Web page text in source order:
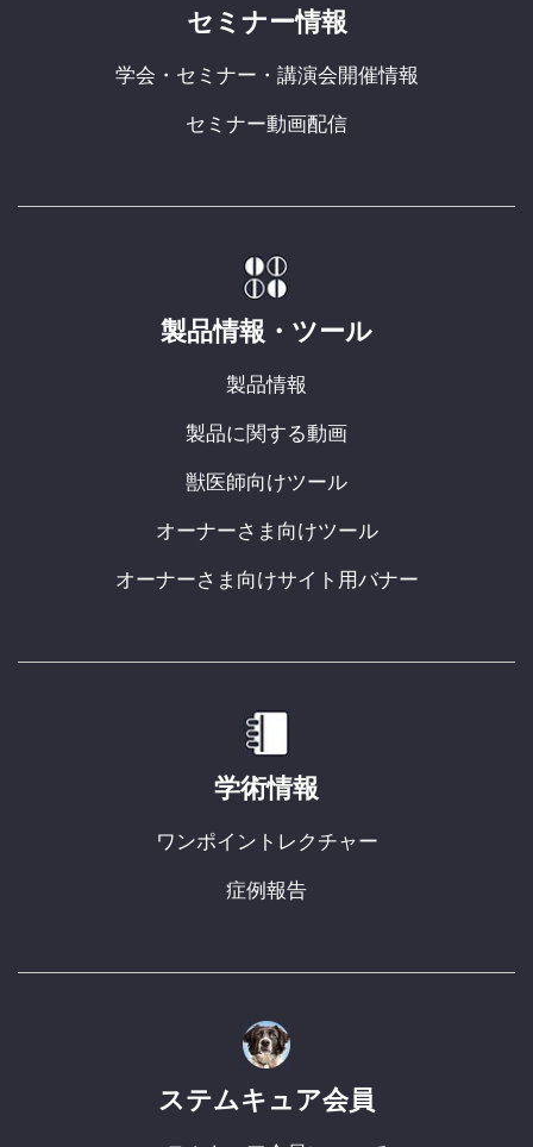
セミナー情報
学会・セミナー・講演会開催情報
セミナー動画配信
製品情報・ツール
製品情報
製品に関する動画
獣医師向けツール
オーナーさま向けツール
オーナーさま向けサイト用バナー
学術情報
ワンポイントレクチャー
症例報告
ステムキュア会員